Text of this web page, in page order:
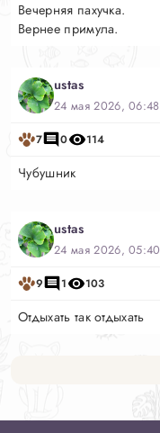
Вечерняя пахучка.
Вернее примула.
ustas
24 мая 2026, 06:48
7 0 114
Чубушник
ustas
24 мая 2026, 05:40
9 1 103
Отдыхать так отдыхать